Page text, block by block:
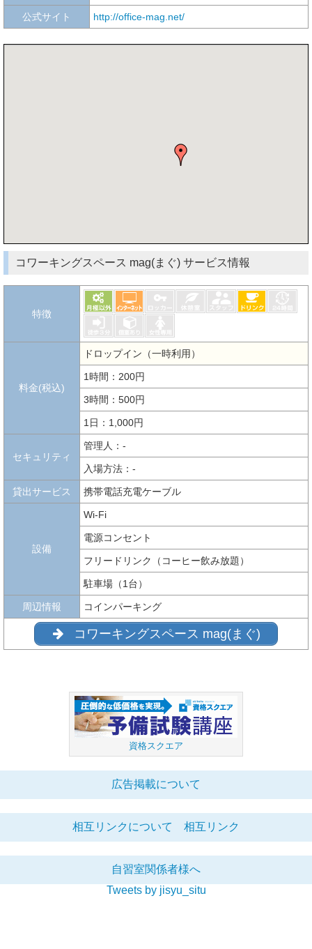
公式サイト http://office-mag.net/
コワーキングスペース mag(まぐ) サービス情報
特徴
料金(税込)
ドロップイン（一時利用）
1時間：200円
3時間：500円
1日：1,000円
セキュリティ
管理人：-
入場方法：-
貸出サービス 携帯電話充電ケーブル
設備
Wi-Fi
電源コンセント
フリードリンク（コーヒー飲み放題）
駐車場（1台）
周辺情報 コインパーキング
コワーキングスペース mag(まぐ)
資格スクエア
広告掲載について
相互リンクについて 相互リンク
自習室関係者様へ
Tweets by jisyu_situ